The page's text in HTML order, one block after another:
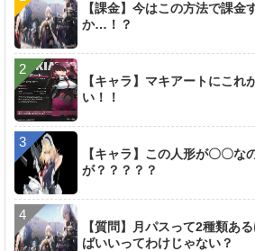
【課金】今はこの方法で課金
か…！？
【キャラ】マキアートにこれ
い！！
【キャラ】この人形が〇〇な
が？？？？？
【質問】月パスって2種類あ
ばいいってわけじゃない？